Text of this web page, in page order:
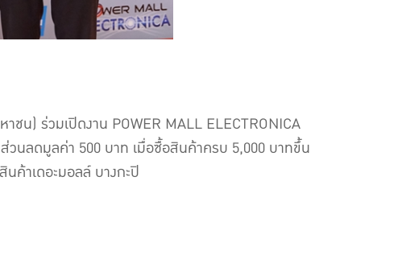
น) ร่วมเปิดงาน POWER MALL ELECTRONICA
นลดมูลค่า 500 บาท เมื่อซื้อสินค้าครบ 5,000 บาทขึ้น
าเดอะมอลล์ บางกะปิ